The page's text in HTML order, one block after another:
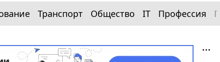
Транспорт Общество IT Профессия